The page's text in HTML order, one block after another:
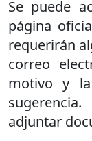
Se puede
página
requerirán
correo
motivo y
adjuntar